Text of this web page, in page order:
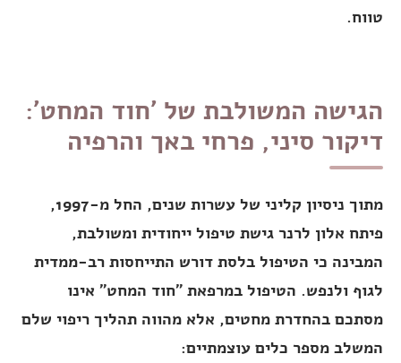
טווח.
הגישה המשולבת של 'חוד המחט':
דיקור סיני, פרחי באך והרפיה
מתוך ניסיון קליני של עשרות שנים, החל מ-1997,
פיתח אלון לרנר גישת טיפול ייחודית ומשולבת,
המבינה כי הטיפול בלסת דורש התייחסות רב-ממדית
לגוף ולנפש. הטיפול במרפאת "חוד המחט" אינו
מסתכם בהחדרת מחטים, אלא מהווה תהליך ריפוי שלם
המשלב מספר כלים עוצמתיים: